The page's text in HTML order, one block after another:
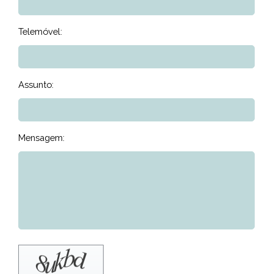
Telemóvel:
Assunto:
Mensagem: